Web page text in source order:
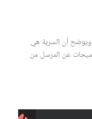
أن السرية هي
عن المرسل من